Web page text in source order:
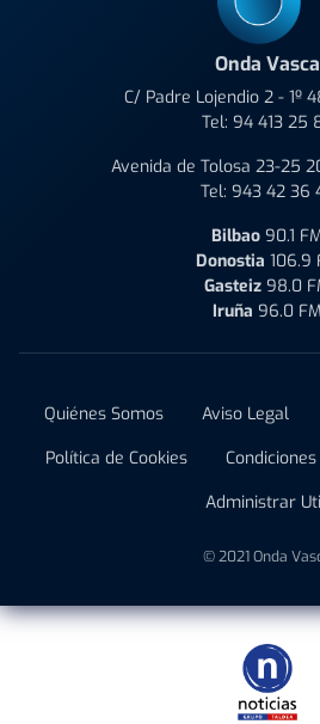
Onda Vasca
C/ Padre Lojendio 2 - 1º
Tel: 94 413 25
Avenida de Tolosa 23-25
Tel: 943 42 36
Bilbao 90.1
Donostia 106.9
Gasteiz 98.0
Iruña 96.0 FM
Quiénes Somos Aviso Legal
Política de Cookies
Administrar
© 2021 Onda